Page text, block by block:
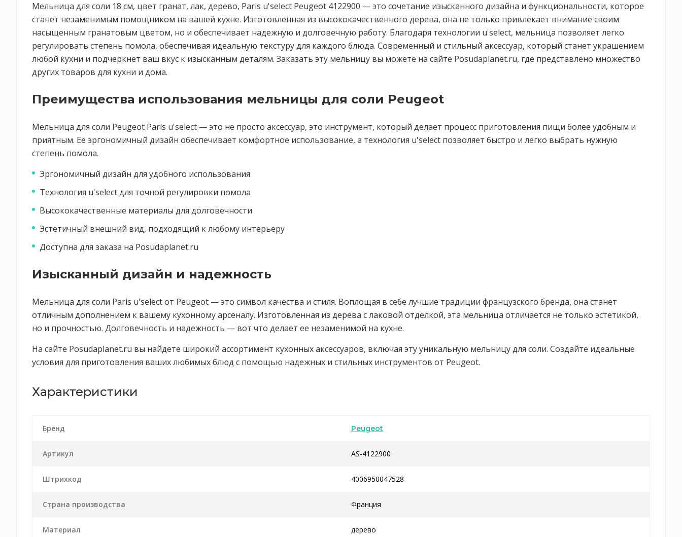
Мельница для соли 18 см, цвет гранат, лак, дерево, Paris u'select Peugeot 4122900 — это сочетание изысканного дизайна и функциональности, которое
станет незаменимым помощником на вашей кухне. Изготовленная из высококачественного дерева, она не только привлекает внимание своим
насыщенным гранатовым цветом, но и обеспечивает надежную и долговечную работу. Благодаря технологии u'select, мельница позволяет легко
регулировать степень помола, обеспечивая идеальную текстуру для каждого блюда. Современный и стильный аксессуар, который станет украшением
любой кухни и подчеркнет ваш вкус к изысканным деталям. Заказать эту мельницу вы можете на сайте Posudaplanet.ru, где представлено множество
других товаров для кухни и дома.
Преимущества использования мельницы для соли Peugeot
Мельница для соли Peugeot Paris u'select — это не просто аксессуар, это инструмент, который делает процесс приготовления пищи более удобным и
приятным. Ее эргономичный дизайн обеспечивает комфортное использование, а технология u'select позволяет быстро и легко выбрать нужную
степень помола.
Эргономичный дизайн для удобного использования
Технология u'select для точной регулировки помола
Высококачественные материалы для долговечности
Эстетичный внешний вид, подходящий к любому интерьеру
Доступна для заказа на Posudaplanet.ru
Изысканный дизайн и надежность
Мельница для соли Paris u'select от Peugeot — это символ качества и стиля. Воплощая в себе лучшие традиции французского бренда, она станет
отличным дополнением к вашему кухонному арсеналу. Изготовленная из дерева с лаковой отделкой, эта мельница отличается не только эстетикой,
но и прочностью. Долговечность и надежность — вот что делает ее незаменимой на кухне.
На сайте Posudaplanet.ru вы найдете широкий ассортимент кухонных аксессуаров, включая эту уникальную мельницу для соли. Создайте идеальные
условия для приготовления ваших любимых блюд с помощью надежных и стильных инструментов от Peugeot.
Характеристики
Бренд Peugeot
Артикул AS-4122900
Штрихкод 4006950047528
Страна производства Франция
Материал дерево